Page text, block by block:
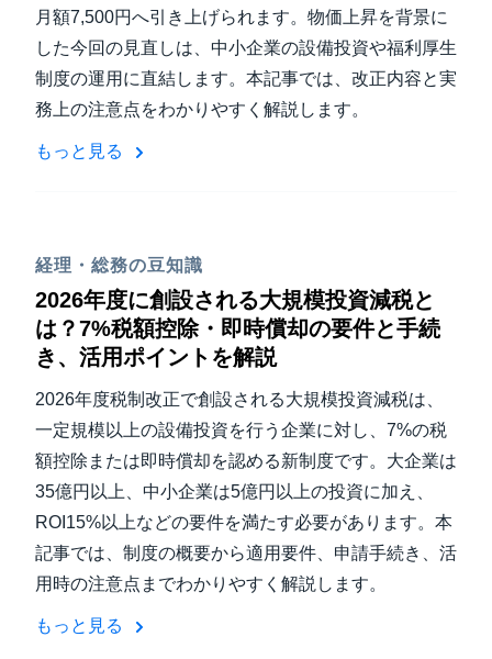
月額7,500円へ引き上げられます。物価上昇を背景に
した今回の見直しは、中小企業の設備投資や福利厚生
制度の運用に直結します。本記事では、改正内容と実
務上の注意点をわかりやすく解説します。
もっと見る
経理・総務の豆知識
2026年度に創設される大規模投資減税と
は？7%税額控除・即時償却の要件と手続
き、活用ポイントを解説
2026年度税制改正で創設される大規模投資減税は、
一定規模以上の設備投資を行う企業に対し、7%の税
額控除または即時償却を認める新制度です。大企業は
35億円以上、中小企業は5億円以上の投資に加え、
ROI15%以上などの要件を満たす必要があります。本
記事では、制度の概要から適用要件、申請手続き、活
用時の注意点までわかりやすく解説します。
もっと見る